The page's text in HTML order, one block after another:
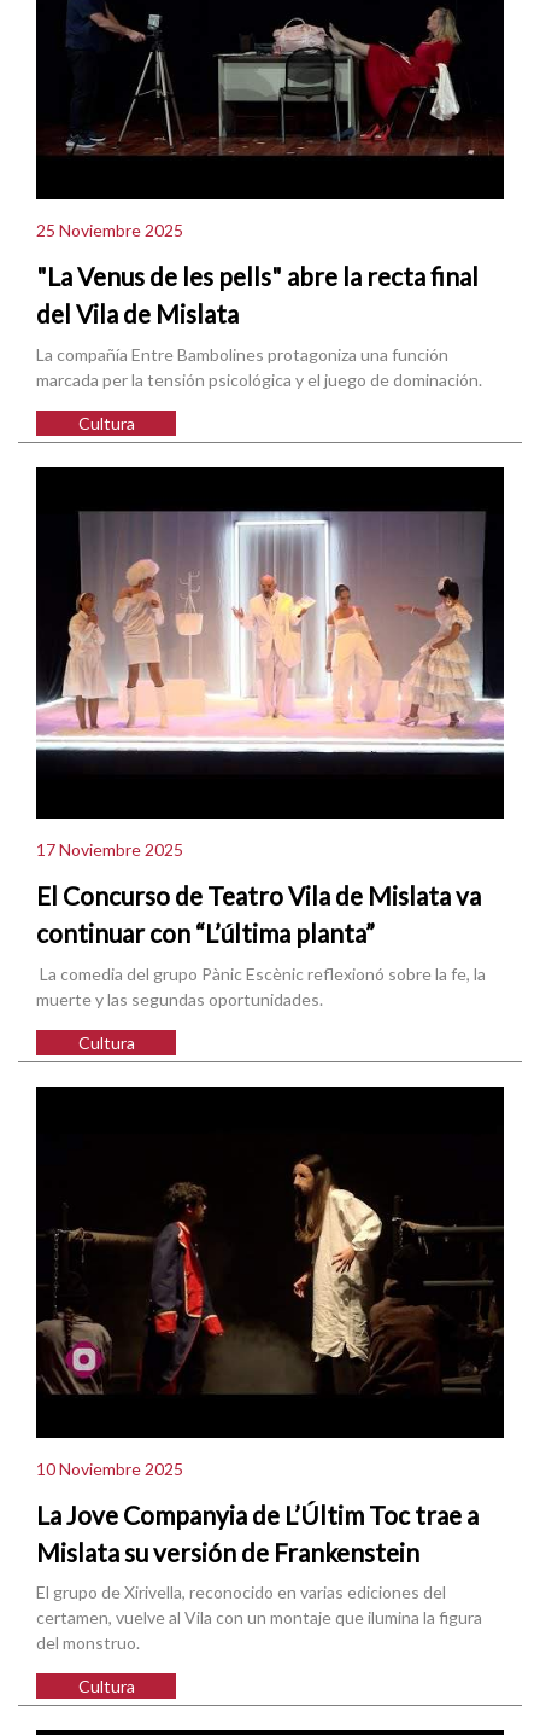
25 Noviembre 2025
"La Venus de les pells" abre la recta final
del Vila de Mislata
La compañía Entre Bambolines protagoniza una función
marcada per la tensión psicológica y el juego de dominación.
Cultura
17 Noviembre 2025
El Concurso de Teatro Vila de Mislata va
continuar con “L’última planta”
La comedia del grupo Pànic Escènic reflexionó sobre la fe, la
muerte y las segundas oportunidades.
Cultura
10 Noviembre 2025
La Jove Companyia de L’Últim Toc trae a
Mislata su versión de Frankenstein
El grupo de Xirivella, reconocido en varias ediciones del
certamen, vuelve al Vila con un montaje que ilumina la figura
del monstruo.
Cultura